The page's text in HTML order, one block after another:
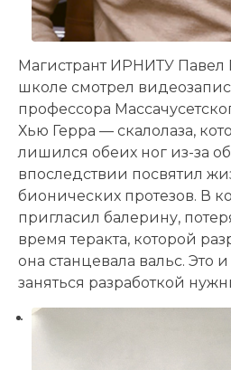
Магистрант ИРНИТУ Павел
школе смотрел
профессора
Хью Герра — скалолаза,
лишился обеих ног из-за
впоследствии посвятил
бионических протезов. В
пригласил балерину,
время теракта, которой
она станцевала вальс. Это
заняться разработкой